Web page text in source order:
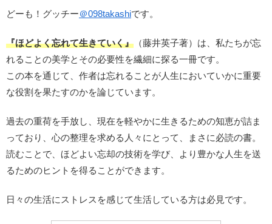
どーも！グッチー＠098takashiです。
『ほどよく忘れて生きていく』 （藤井英子著）は、私たちが忘
れることの美学とその必要性を繊細に探る一冊です。
この本を通じて、作者は忘れることが人生においていかに重要
な役割を果たすのかを論じています。
過去の重荷を手放し、現在を軽やかに生きるための知恵が詰ま
っており、心の整理を求める人々にとって、まさに必読の書。
読むことで、ほどよい忘却の技術を学び、より豊かな人生を送
るためのヒントを得ることができます。
日々の生活にストレスを感じて生活している方は必見です。